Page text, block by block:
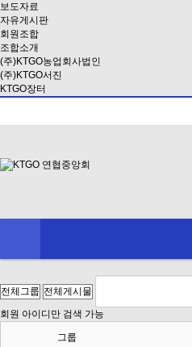
보도자료
자유게시판
회원조합
조합소개
(주)KTGO농업회사법인
(주)KTGO서진
KTGO장터
회원 아이디만 검색 가능
그룹